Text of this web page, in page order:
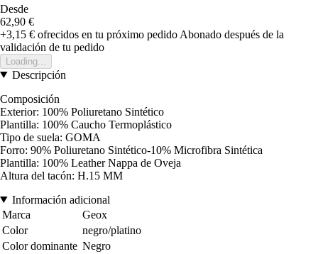
Desde
62,90 €
+3,15 € ofrecidos en tu próximo pedido Abonado después de la
validación de tu pedido
Loading...
Descripción
Composición
Exterior: 100% Poliuretano Sintético
Plantilla: 100% Caucho Termoplástico
Tipo de suela: GOMA
Forro: 90% Poliuretano Sintético-10% Microfibra Sintética
Plantilla: 100% Leather Nappa de Oveja
Altura del tacón: H.15 MM
Información adicional
Marca
Geox
Color
negro/platino
Color dominante Negro